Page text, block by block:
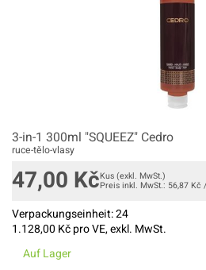
3-in-1 300ml "SQUEEZ" Cedro
ruce-tělo-vlasy
47,00 KčKus (exkl. MwSt.)
Preis inkl. MwSt.: 56,87 Kč /
Verpackungseinheit:24
1.128,00 Kč pro VE, exkl. MwSt.
Auf Lager